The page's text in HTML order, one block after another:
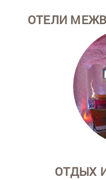
ОТЕЛИ
ОТДЫХ